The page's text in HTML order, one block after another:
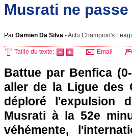
Musrati ne passe
Par Damien Da Silva -Actu Champion's
Taille du texte: Email
Battue par Benfica
aller de la Ligue des
déploré l'expulsion
Musrati à la 52e
véhémente,